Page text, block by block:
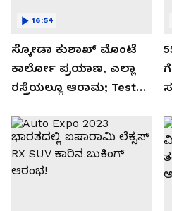
ಸ್ಕೋಡಾ ಕುಶಾಖ್ ಮೊಂಟೆ
ಕಾರ್ಲೋ ಪ್ರಯಾಣ, ಎಲ್ಲಾ
ರಸ್ತೆಯಲ್ಲೂ ಆರಾಮ; Test
16:54